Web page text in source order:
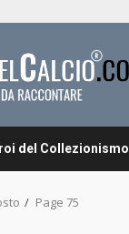
del Collezionismo
Page 75